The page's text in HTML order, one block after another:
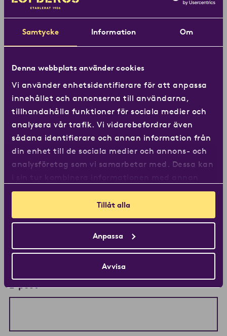
Samtycke Information Om
Denna webbplats använder cookies
Vi använder enhetsidentifierare för att anpassa
innehållet och annonserna till användarna,
tillhandahålla funktioner för sociala medier och
analysera vår trafik. Vi vidarebefordrar även
sådana identifierare och annan information från
din enhet till de sociala medier och annons- och
analysföretag som vi samarbetar med. Dessa kan
information som du har tillhandahållit eller som
de har samlat in när du har använt deras
tjänster.
Tillåt alla
Anpassa
Avvisa
Löfbergskaffe på din
arbetsplats?
mer om våra lösningar!
* ” anger obligatoriska fält
Företag *
Ort *
Telefon
E-post *